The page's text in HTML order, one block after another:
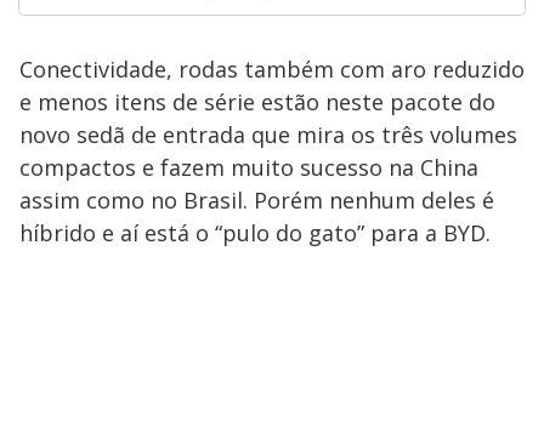
Conectividade, rodas também com aro reduzido
e menos itens de série estão neste pacote do
novo sedã de entrada que mira os três volumes
compactos e fazem muito sucesso na China
assim como no Brasil. Porém nenhum deles é
híbrido e aí está o “pulo do gato” para a BYD.